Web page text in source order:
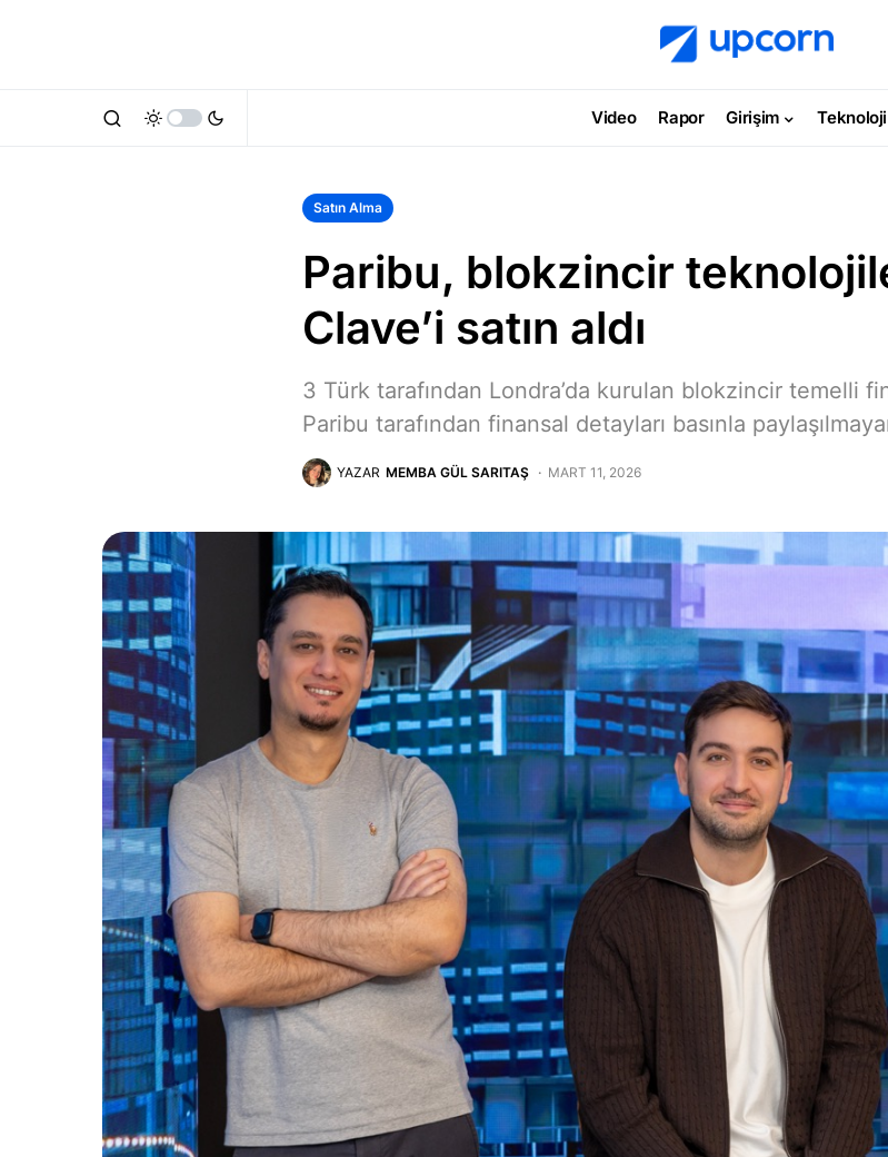
Video Rapor Girişim Teknoloji
Satın Alma
Paribu, blokzincir
Clave’i satın aldı
3 Türk tarafından Londra’da kurulan blokzincir temelli
Paribu tarafından finansal detayları basınla
YAZAR MEMBA GÜL SARITAŞ MART 11, 2026